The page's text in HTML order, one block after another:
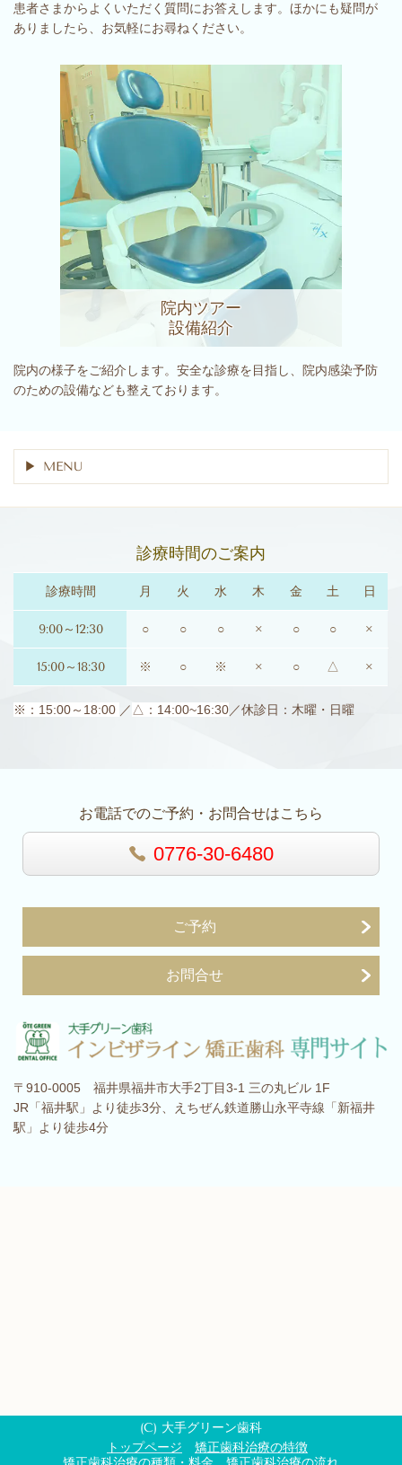
患者さまからよくいただく質問にお答えします。ほかにも疑問が
ありましたら、お気軽にお尋ねください。
院内ツアー
設備紹介
院内の様子をご紹介します。安全な診療を目指し、院内感染予防
のための設備なども整えております。
MENU
診療時間のご案内
診療時間 月 火 水 木 金 土 日
9:00～12:30 ○ ○ ○ × ○ ○ ×
15:00～18:30 ※ ○ ※ × ○ △ ×
※：15:00～18:00 ／ △：14:00~16:30／休診日：木曜・日曜
お電話でのご予約・お問合せはこちら
0776-30-6480
ご予約
お問合せ
〒910-0005 福井県福井市大手2丁目3-1 三の丸ビル 1F
JR「福井駅」より徒歩3分、えちぜん鉄道勝山永平寺線「新福井
駅」より徒歩4分
(C) 大手グリーン歯科
トップページ
矯正歯科治療の特徴